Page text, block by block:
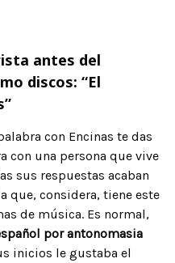
antes del
discos: “El
con Encinas te das
con una persona que vive
sus respuestas acaban
que, considera, tiene este
de música. Es normal,
por antonomasia
inicios le gustaba el